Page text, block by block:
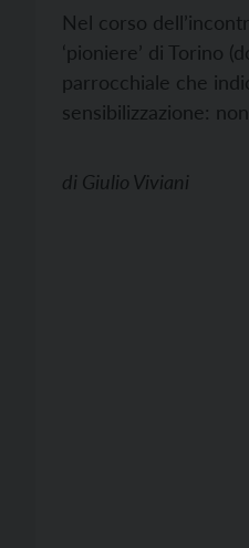
Nel corso
‘pioniere’ di Torino
parrocchiale che
sensibilizzazione:
di Giulio Viviani